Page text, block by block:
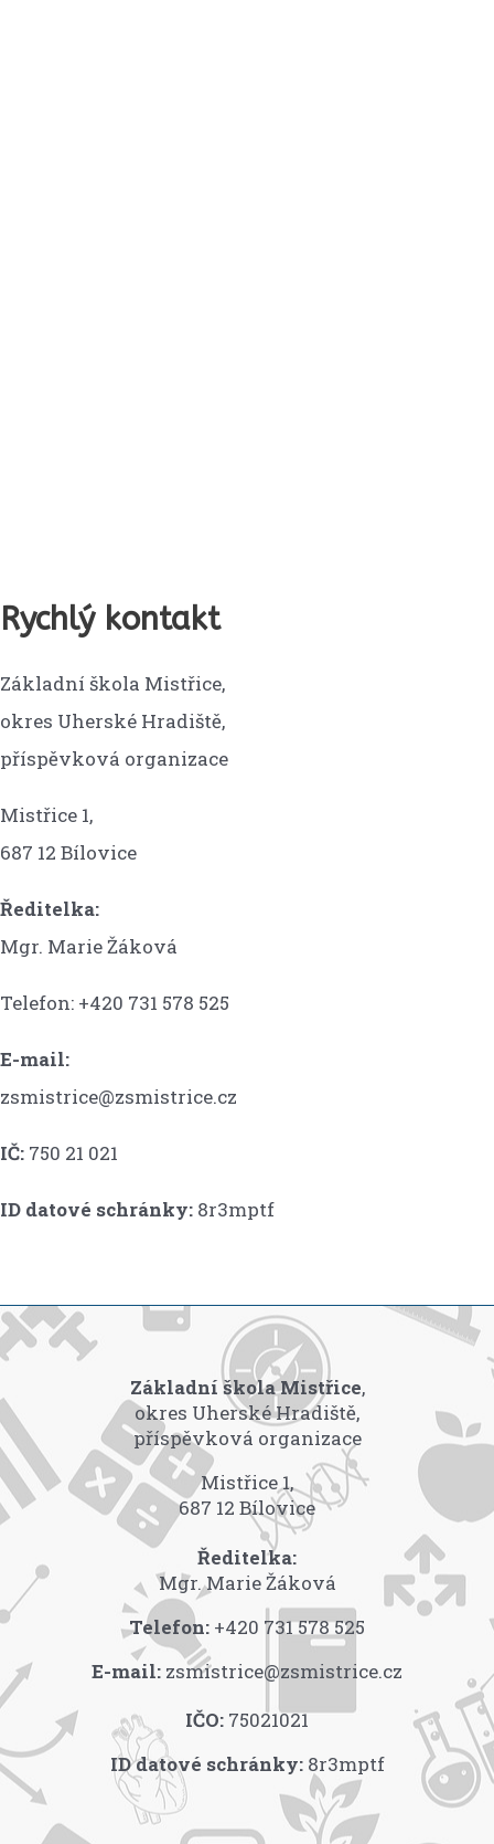
Rychlý kontakt
Základní škola Mistřice,
okres Uherské Hradiště,
příspěvková organizace
Mistřice 1,
687 12 Bílovice
Ředitelka:
Mgr. Marie Žáková
Telefon: +420 731 578 525
E-mail:
zsmistrice@zsmistrice.cz
IČ: 750 21 021
ID datové schránky: 8r3mptf
Základní škola Mistřice,
okres Uherské Hradiště,
příspěvková organizace
Mistřice 1,
687 12 Bílovice
Ředitelka:
Mgr. Marie Žáková
Telefon: +420 731 578 525
E-mail: zsmistrice@zsmistrice.cz
IČO: 75021021
ID datové schránky:8r3mptf